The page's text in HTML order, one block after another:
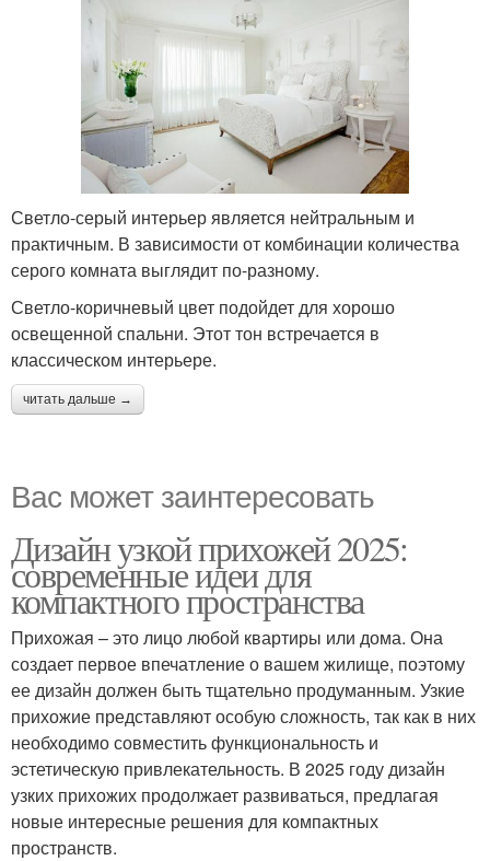
Светло-серый интерьер является нейтральным и
практичным. В зависимости от комбинации количества
серого комната выглядит по-разному.
Светло-коричневый цвет подойдет для хорошо
освещенной спальни. Этот тон встречается в
классическом интерьере.
читать дальше →
Вас может заинтересовать
Дизайн узкой прихожей 2025:
современные идеи для
компактного пространства
Прихожая – это лицо любой квартиры или дома. Она
создает первое впечатление о вашем жилище, поэтому
ее дизайн должен быть тщательно продуманным. Узкие
прихожие представляют особую сложность, так как в них
необходимо совместить функциональность и
эстетическую привлекательность. В 2025 году дизайн
узких прихожих продолжает развиваться, предлагая
новые интересные решения для компактных
пространств.